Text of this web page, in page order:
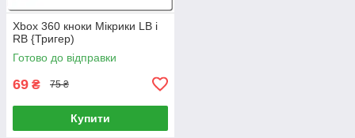
Xbox 360 кноки Мікрики LB і
RB {Тригер)
Готово до відправки
69 ₴ 75 ₴
Купити